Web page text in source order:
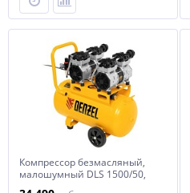
Компрессор безмасляный,
малошумный DLS 1500/50,